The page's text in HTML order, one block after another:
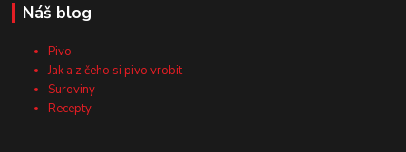
Náš blog
Pivo
Jak a z čeho si pivo vrobit
Suroviny
Recepty